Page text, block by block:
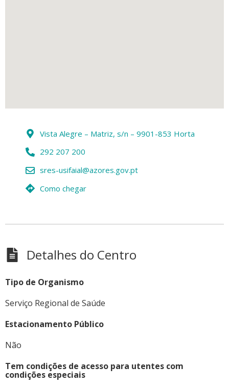
Vista Alegre – Matriz, s/n – 9901-853 Horta
292 207 200
sres-usifaial@azores.gov.pt
Como chegar
Detalhes do Centro
Tipo de Organismo
Serviço Regional de Saúde
Estacionamento Público
Não
Tem condições de acesso para utentes com
condições especiais